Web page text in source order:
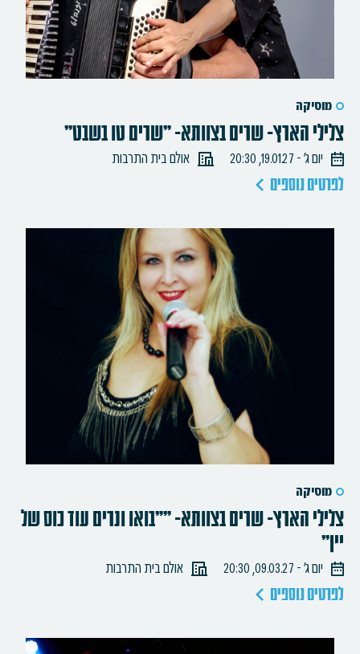
מוסיקה
צלילי הארץ- שרים בצוותא- "שרים טו בשבט"
יום ג׳ - 19.01.27, 20:30 אולם בית התרבות
לפרטים נוספים
מוסיקה
צלילי הארץ- שרים בצוותא- ""בואו ונרים עוד כוס של
יין"
יום ג׳ - 09.03.27, 20:30 אולם בית התרבות
לפרטים נוספים